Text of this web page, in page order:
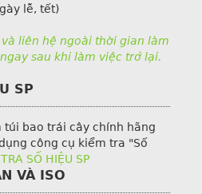
lễ, tết)
liên hệ ngoài thời gian làm
sau khi làm việc trở lại.
SP
bao trái cây chính hãng
công cụ kiểm tra "Số
SỐ HIỆU SP
VÀ ISO